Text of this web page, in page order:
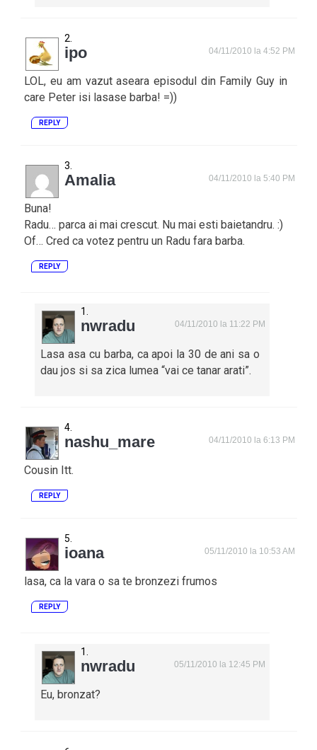
ipo 04/11/2010 la 4:52 PM
LOL, eu am vazut aseara episodul din Family Guy in
care Peter isi lasase barba! =))
REPLY
Amalia 04/11/2010 la 5:40 PM
Buna!
Radu… parca ai mai crescut. Nu mai esti baietandru. :)
Of… Cred ca votez pentru un Radu fara barba.
REPLY
nwradu 04/11/2010 la 11:22 PM
Lasa asa cu barba, ca apoi la 30 de ani sa o
dau jos si sa zica lumea “vai ce tanar arati”.
nashu_mare 04/11/2010 la 6:13 PM
Cousin Itt.
REPLY
ioana 05/11/2010 la 10:53 AM
lasa, ca la vara o sa te bronzezi frumos
REPLY
nwradu 05/11/2010 la 12:45 PM
Eu, bronzat?